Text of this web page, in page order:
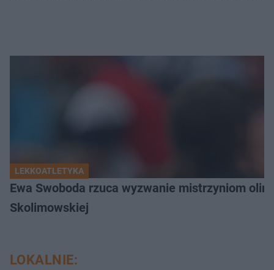
LEKKOATLETYKA
Ewa Swoboda rzuca wyzwanie mistrzyniom
Skolimowskiej
LOKALNIE: